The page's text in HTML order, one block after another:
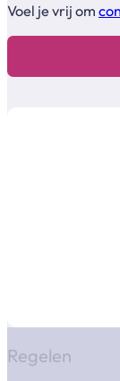
Voel je vrij om
Regelen